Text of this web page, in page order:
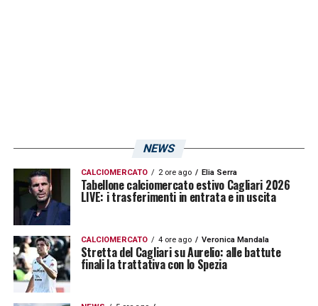
NEWS
CALCIOMERCATO 2 ore ago Elia Serra
Tabellone calciomercato estivo Cagliari 2026
LIVE: i trasferimenti in entrata e in uscita
CALCIOMERCATO 4 ore ago Veronica Mandala
Stretta del Cagliari su Aurelio: alle battute
finali la trattativa con lo Spezia